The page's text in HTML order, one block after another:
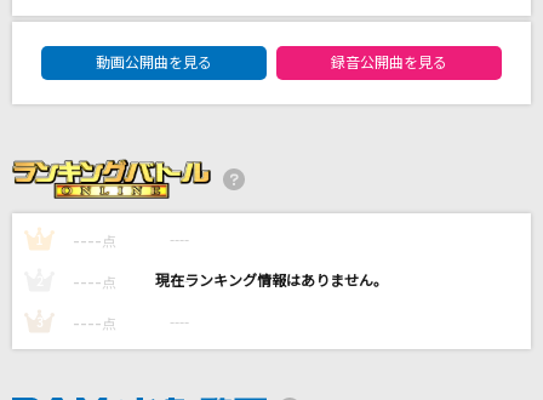
最高到達点(ONE PIECEアニメバージョン)
Official髭男dism
夜鷹
メトロノーム
DAM★ともボーカルエントリーランキング
動画公開曲を見る
録音公開曲を見る
1 ---- 点 ----
---- 点 ----
3 ---- 点 ----